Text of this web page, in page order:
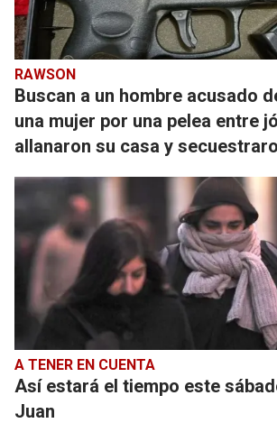
RAWSON
Buscan a un hombre acusado
una mujer por una pelea entre
allanaron su casa y
A TENER EN CUENTA
Así estará el tiempo este
Juan